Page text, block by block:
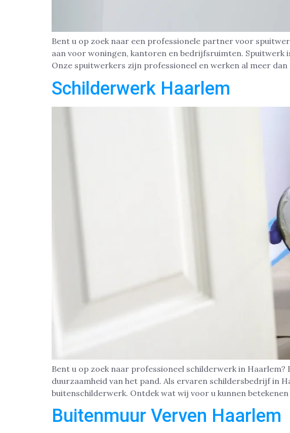
Bent u op zoek naar een professionele partner voor
aan voor woningen, kantoren en bedrijfsruimten. Spuitwerk
Onze spuitwerkers zijn professioneel en werken al meer
Schilderwerk Haarlem
Bent u op zoek naar professioneel schilderwerk in
duurzaamheid van het pand. Als ervaren schildersbedrijf in
buitenschilderwerk. Ontdek wat wij voor u kunnen
Buitenmuur Verven Haarlem